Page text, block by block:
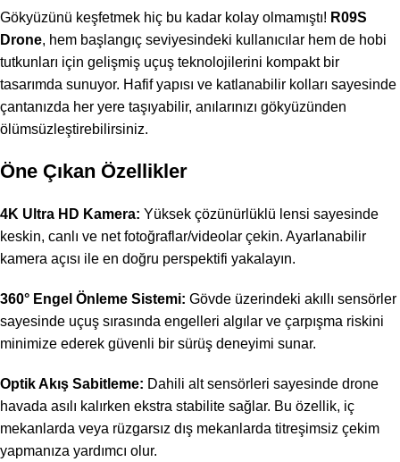
Gökyüzünü keşfetmek hiç bu kadar kolay olmamıştı! R09S
Drone, hem başlangıç seviyesindeki kullanıcılar hem de hobi
tutkunları için gelişmiş uçuş teknolojilerini kompakt bir
tasarımda sunuyor. Hafif yapısı ve katlanabilir kolları sayesinde
çantanızda her yere taşıyabilir, anılarınızı gökyüzünden
ölümsüzleştirebilirsiniz.
Öne Çıkan Özellikler
4K Ultra HD Kamera: Yüksek çözünürlüklü lensi sayesinde
keskin, canlı ve net fotoğraflar/videolar çekin. Ayarlanabilir
kamera açısı ile en doğru perspektifi yakalayın.
360° Engel Önleme Sistemi: Gövde üzerindeki akıllı sensörler
sayesinde uçuş sırasında engelleri algılar ve çarpışma riskini
minimize ederek güvenli bir sürüş deneyimi sunar.
Optik Akış Sabitleme: Dahili alt sensörleri sayesinde drone
havada asılı kalırken ekstra stabilite sağlar. Bu özellik, iç
mekanlarda veya rüzgarsız dış mekanlarda titreşimsiz çekim
yapmanıza yardımcı olur.